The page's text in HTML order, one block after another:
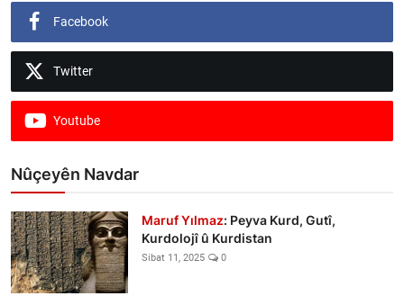
Facebook
Twitter
Youtube
Nûçeyên Navdar
Maruf Yılmaz: Peyva Kurd, Gutî,
Kurdolojî û Kurdistan
Sibat 11, 2025 0